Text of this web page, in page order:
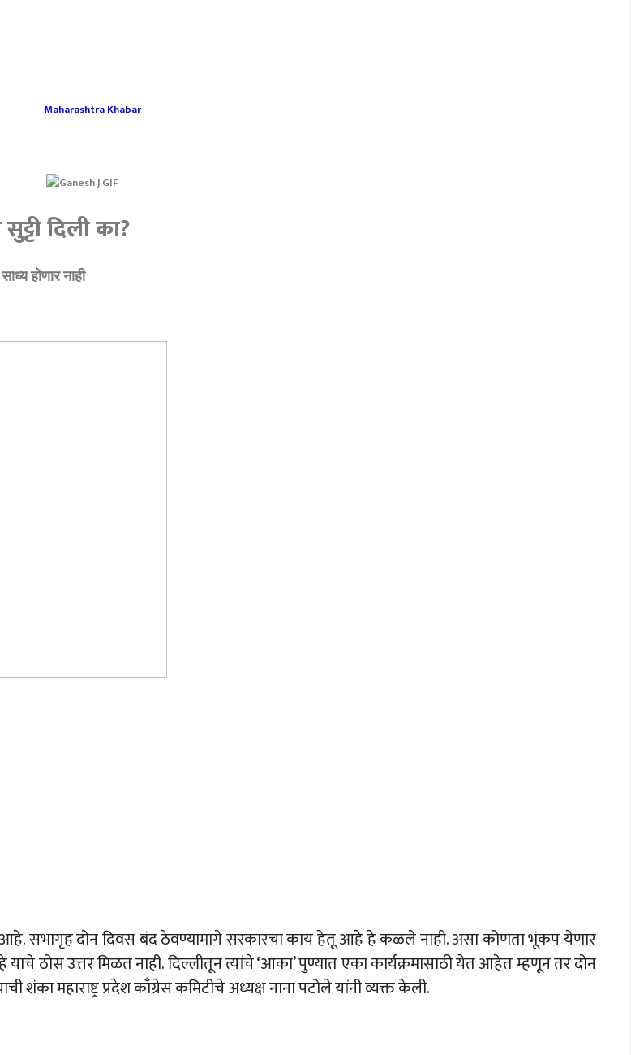
दिली का?
होणार नाही
आहे. सभागृह दोन दिवस बंद ठेवण्यामागे सरकारचा काय हेतू आहे हे कळले नाही. असा कोणता भूंकप येणार
उत्तर मिळत नाही. दिल्लीतून त्यांचे ‘आका’ पुण्यात एका कार्यक्रमासाठी येत आहेत म्हणून तर दोन
महाराष्ट्र प्रदेश काँग्रेस कमिटीचे अध्यक्ष नाना पटोले यांनी व्यक्त केली.